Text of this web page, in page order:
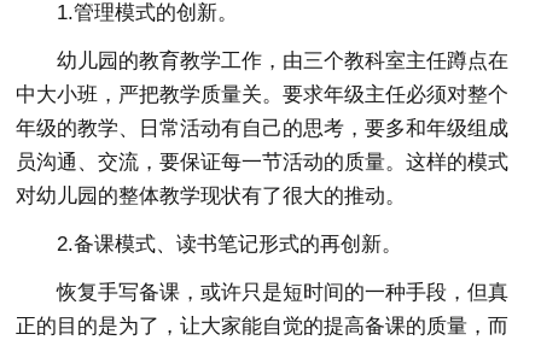
1.管理模式的创新。
幼儿园的教育教学工作，由三个教科室主任蹲点在
中大小班，严把教学质量关。要求年级主任必须对整个
年级的教学、日常活动有自己的思考，要多和年级组成
员沟通、交流，要保证每一节活动的质量。这样的模式
对幼儿园的整体教学现状有了很大的推动。
2.备课模式、读书笔记形式的再创新。
恢复手写备课，或许只是短时间的一种手段，但真
正的目的是为了，让大家能自觉的提高备课的质量，而